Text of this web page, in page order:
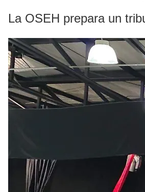
La OSEH prepara un